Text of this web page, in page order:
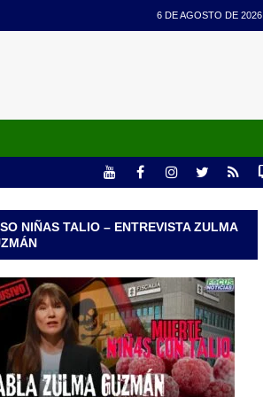
6 DE AGOSTO DE 2026
NIÑAS TALIO – ENTREVISTA ZULMA